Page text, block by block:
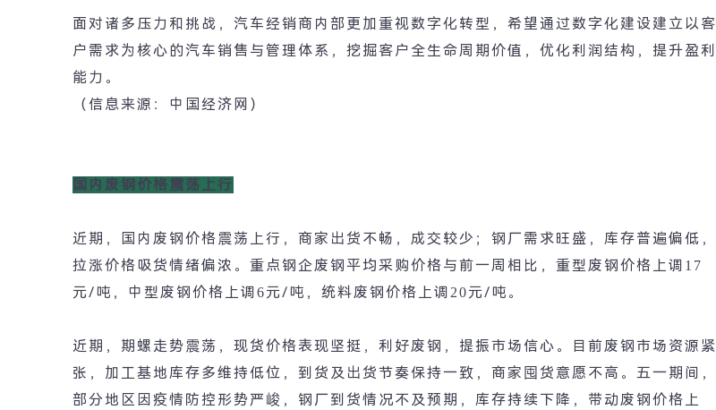
面对诸多压力和挑战，汽车经销商内部更加重视数字化转型，希望通过数字化建设建立以客
户需求为核心的汽车销售与管理体系，挖掘客户全生命周期价值，优化利润结构，提升盈利
能力。
（信息来源：中国经济网）
国内废钢价格震荡上行
近期，国内废钢价格震荡上行，商家出货不畅，成交较少；钢厂需求旺盛，库存普遍偏低，
拉涨价格吸货情绪偏浓。重点钢企废钢平均采购价格与前一周相比，重型废钢价格上调 17
元/吨，中型废钢价格上调6元/吨，统料废钢价格上调20元/吨。
近期，期螺走势震荡，现货价格表现坚挺，利好废钢，提振市场信心。目前废钢市场资源紧
张，加工基地库存多维持低位，到货及出货节奏保持一致，商家囤货意愿不高。五一期间，
部分地区因疫情防控形势严峻，钢厂到货情况不及预期，库存持续下降，带动废钢价格上